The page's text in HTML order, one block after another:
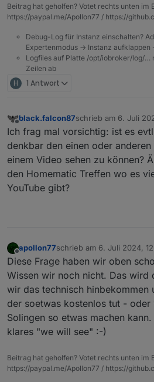
findet, absolut klasse!
Treffen.
Beitrag hat geholfen? Votet rechts unten im
https://paypal.me/Apollon77 / https://
Debug-Log für Instanz einschalten?
Expertenmodus -> Instanz aufklappen
Logfiles auf Platte /opt/iobroker/log/…
Zeilen ab
H 1 Antwort
Offline
black.falcon87schrieb am 6. Juli
zuletzt editiert von
Ich frag mal vorsichtig: ist es
denkbar den einen oder
einem Video sehen zu können?
den Homematic Treffen wo es
YouTube gibt?
Offline
apollon77schrieb am 6. Juli 2024,
zuletzt editiert von
Diese Frage haben wir oben
Wissen wir noch nicht. Das wird
wir das technisch hinbekommen
der soetwas kostenlos tut -
Solingen so etwas machen
klares "we will see" :-)
Beitrag hat geholfen? Votet rechts unten im
https://paypal.me/Apollon77 / https://